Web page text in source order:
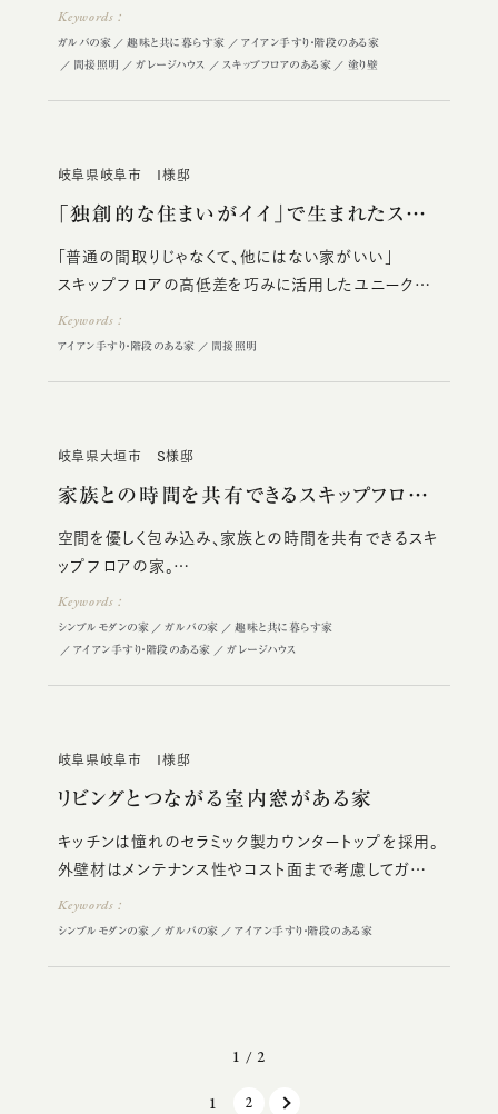
のT様邸。
タイルを敷き詰めた土間、らせん階段からつながる秘
密基地、空間構成を楽しむスキップフロア、プライベー
Keywords：
ガルバの家 趣味と共に暮らす家
アイアン手すり・階段のある家
間接照明
ガレージハウス スキップフロアのある家 塗り壁
岐阜県岐阜市 Ｉ様邸
「独創的な住まいがイイ」で生まれたスキッ…
「普通の間取りじゃなくて、他にはない家がいい」
スキップフロアの高低差を巧みに活用したユニークな
間取りのＩ様邸。
Keywords：
アイアン手すり・階段のある家 間接照明
岐阜県大垣市 Ｓ様邸
家族との時間を共有できるスキップフロアの…
空間を優しく包み込み、家族との時間を共有できるスキ
ップフロアの家。
空間を有効活用し、わくわくするような楽しさが家族の
心をつないでくれる。
Keywords：
シンプルモダンの家 ガルバの家
趣味と共に暮らす家
アイアン手すり・階段のある家
ガレージハウス
岐阜県岐阜市 Ｉ様邸
リビングとつながる室内窓がある家
キッチンは憧れのセラミック製カウンタートップを採用。
外壁材はメンテナンス性やコスト面まで考慮してガル
バリウムに。
Keywords：
シンプルモダンの家 ガルバの家 アイアン手すり・階段のある家
1 / 2
1 2